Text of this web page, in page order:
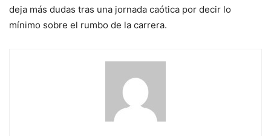
deja más dudas tras una jornada caótica por decir lo
mínimo sobre el rumbo de la carrera.